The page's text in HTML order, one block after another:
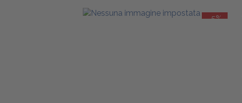
-5%